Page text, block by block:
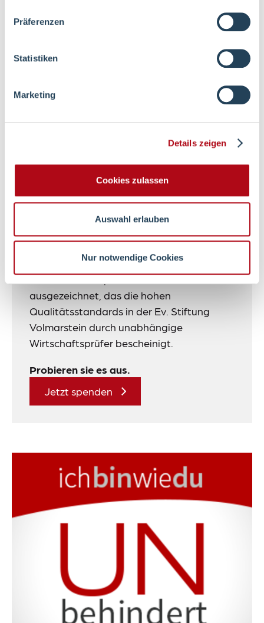
Präferenzen
Statistiken
Marketing
Details zeigen
Cookies zulassen
Auswahl erlauben
Nur notwendige Cookies
Wir wurden vom Deutschen Spendenrat
e.V. mit einem Spenden-Zertifikat
ausgezeichnet, das die hohen
Qualitätsstandards in der Ev. Stiftung
Volmarstein durch unabhängige
Wirtschaftsprüfer bescheinigt.
Probieren sie es aus.
Jetzt spenden